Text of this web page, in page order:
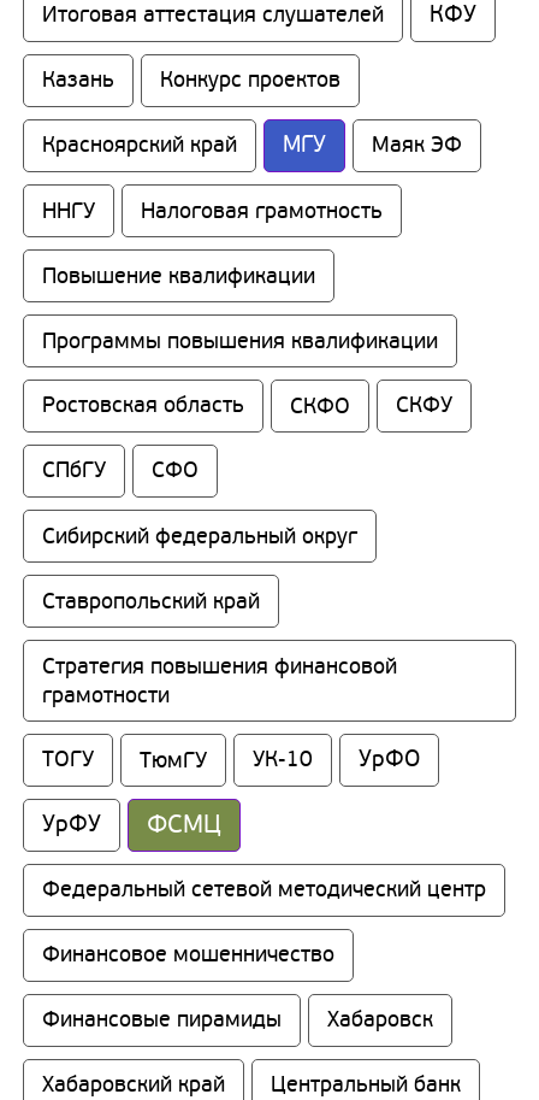
Итоговая аттестация слушателей КФУ
Казань Конкурс проектов
Красноярский край МГУ Маяк ЭФ
ННГУ Налоговая грамотность
Повышение квалификации
Программы повышения квалификации
Ростовская область СКФО СКФУ
СПбГУ СФО
Сибирский федеральный округ
Ставропольский край
Стратегия повышения финансовой
грамотности
ТОГУ ТюмГУ УК-10 УрФО
УрФУ ФСМЦ
Федеральный сетевой методический центр
Финансовое мошенничество
Финансовые пирамиды Хабаровск
Хабаровский край Центральный банк